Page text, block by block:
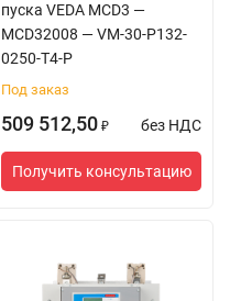
пуска VEDA MCD3 —
MCD32008 — VM-30-P132-
0250-T4-P
Под заказ
509 512,50 ₽ без НДС
Получить консультацию